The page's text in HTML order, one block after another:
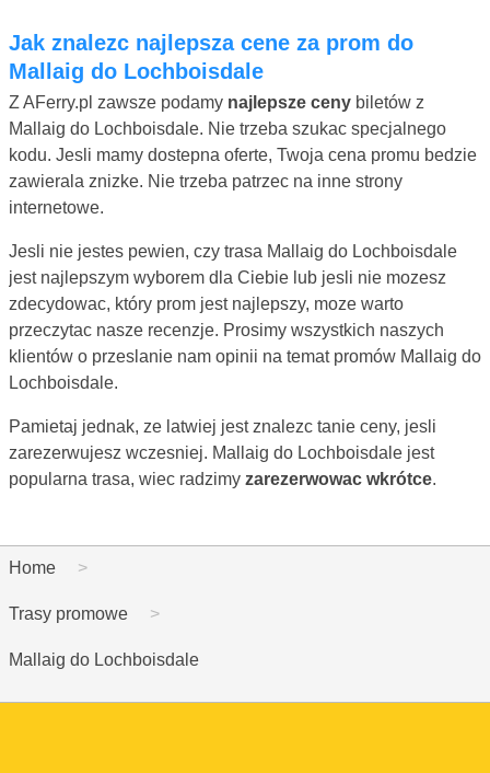
Jak znalezc najlepsza cene za prom do
Mallaig do Lochboisdale
Z AFerry.pl zawsze podamy najlepsze ceny biletów z
Mallaig do Lochboisdale. Nie trzeba szukac specjalnego
kodu. Jesli mamy dostepna oferte, Twoja cena promu bedzie
zawierala znizke. Nie trzeba patrzec na inne strony
internetowe.
Jesli nie jestes pewien, czy trasa Mallaig do Lochboisdale
jest najlepszym wyborem dla Ciebie lub jesli nie mozesz
zdecydowac, który prom jest najlepszy, moze warto
przeczytac nasze recenzje. Prosimy wszystkich naszych
klientów o przeslanie nam opinii na temat promów Mallaig do
Lochboisdale.
Pamietaj jednak, ze latwiej jest znalezc tanie ceny, jesli
zarezerwujesz wczesniej. Mallaig do Lochboisdale jest
popularna trasa, wiec radzimy zarezerwowac wkrótce.
Home
Trasy promowe
Mallaig do Lochboisdale